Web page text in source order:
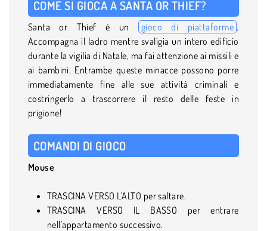
COME SI GIOCA A SANTA OR THIEF?
Santa or Thief è un gioco di piattaforme .
Accompagna il ladro mentre svaligia un intero edificio
durante la vigilia di Natale, ma fai attenzione ai missili e
ai bambini. Entrambe queste minacce possono porre
immediatamente fine alle sue attività criminali e
costringerlo a trascorrere il resto delle feste in
prigione!
COMANDI DI GIOCO
Mouse
TRASCINA VERSO L'ALTO per saltare.
TRASCINA VERSO IL BASSO per entrare
nell'appartamento successivo.